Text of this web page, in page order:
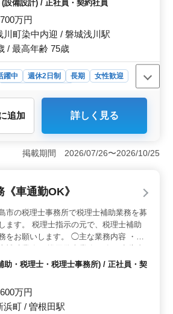
に活用できます。さらに、コンサ
まれており、キャリアアップを目指
。
計を請け負っています。 大型の創業施
倉庫、病院などを取り扱っています。
比率としては新築7割、改修3割となっ
ります。 今回の募集は電気の設備設計
方とさせていただきます。 <詳細> ・ク
アント様との打ち合わせ ・基本設計図
実施設計図までの作成 ・協力メーカー
との打ち合わせ ・責務業務(案件のよりま
基本的に、案件の主担当として、プロジ
ト一貫をお任せいたします。
設備設計) / 正社員・契約社員
万円
川町染中内迎 / 磐城浅川駅
/ 最高年齢 75歳
躍中 週休2日制 長期
女性歓迎
福島県石川郡浅川町で、設備設計
です。電気設備の設計を専門に行
、改修が3割となっています。 ＜
ント打ち合わせ、基本設計図から
、協力メーカーとの連携、案件に
す。案件の主担当として、プロジ
制で土日祝が休みです。就業時間は
時間で、1時間の休憩があります。年
り400〜700万円で、通勤手当が支給
年金・雇用保険・労災保険が提供
追加 詳しく見る
掲載期間 2026/07/26〜2026/10/25
車通勤OK》
市の税理士事務所で税理士補助業務を募
ます。 税理士指示の元で、税理士補助
をお願いします。 ◯主な業務内容 ・税
成 ・記帳代行 ・顧問先への経営指導等
今までの経験を活かして頂ける方のご応
待ちしております。
助・税理士・税理士事務所) / 正社員・契
万円
浜町 / 曽根田駅